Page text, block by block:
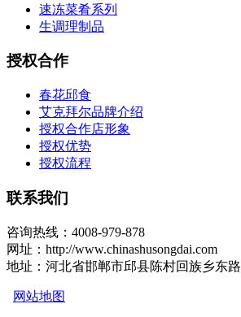
速冻菜肴系列
生调理制品
授权合作
春花邱食
艾克拜尔品牌介绍
授权合作店形象
授权优势
授权流程
联系我们
咨询热线：4008-979-878
网址：http://www.chinashusongdai.com
地址：河北省邯郸市邱县陈村回族乡东
网站地图